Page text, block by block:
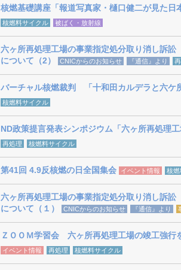
核燃基礎講座「報道写真家・樋口健二が見た日
核燃料サイクル
被ばく・放射線
六ヶ所再処理工場の事業指定処分取り消し訴
について（2）
CNICからのお知らせ 『通信』より
バーチャル核燃裁判 「十和田カルデラと六ケ
核燃料サイクル
ND政策提言発表シンポジウム「六ヶ所再処理工
再処理
核燃料サイクル
第41回 4.9反核燃の日全国集会 イベント情報 核燃
六ヶ所再処理工場の事業指定処分取り消し訴
について（１）
CNICからのお知らせ 『通信』より
ＺＯＯＭ学習会 六ヶ所再処理工場の竣工強行
イベント情報
再処理 核燃料サイクル